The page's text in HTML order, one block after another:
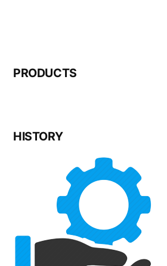
PRODUCTS
HISTORY